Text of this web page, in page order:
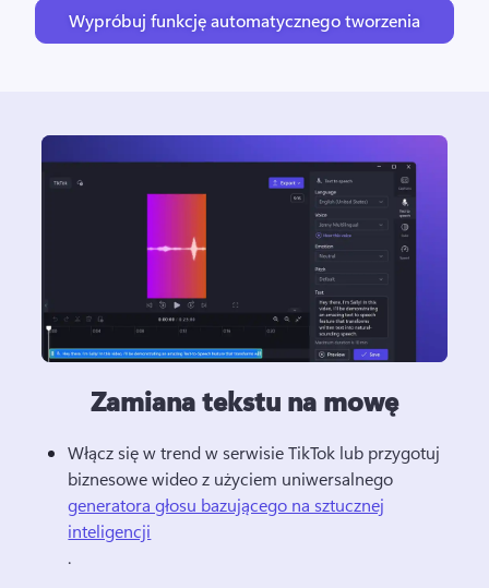
Wypróbuj funkcję automatycznego tworzenia
Zamiana tekstu na mowę
Włącz się w trend w serwisie TikTok lub przygotuj
biznesowe wideo z użyciem uniwersalnego
generatora głosu bazującego na sztucznej
inteligencji
.